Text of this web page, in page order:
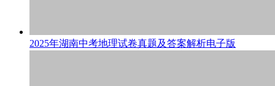
2025年湖南中考地理试卷真题及答案解析电子版